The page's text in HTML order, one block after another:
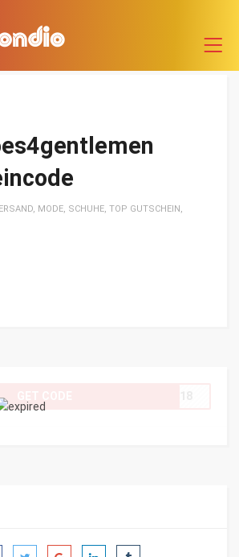
, MODE, SCHUHE, TOP GUTSCHEIN,